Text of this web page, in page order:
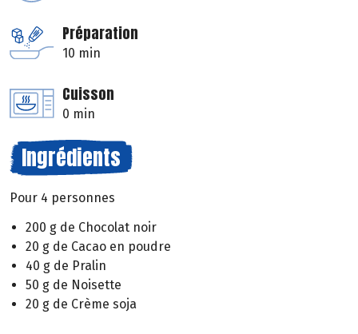
Préparation
10 min
Cuisson
0 min
Ingrédients
Pour 4 personnes
200 g de Chocolat noir
20 g de Cacao en poudre
40 g de Pralin
50 g de Noisette
20 g de Crème soja